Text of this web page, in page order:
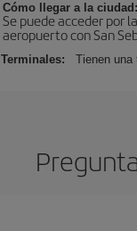
Cómo llegar a la ciudad:
Se puede acceder por
aeropuerto con San
Terminales: Tienen una